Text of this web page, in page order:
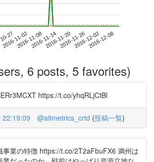
27
2016-11-022016-11-082016-11-142016-11-202016-11-262016-12-022016-12-08
6 posts, 5 favorites)
https://t.co/yhqRLjCtBl
@altmetrics_crtd (投稿一覧)
事業の特徴 https://t.co/2T2aFbuFX6 満州は